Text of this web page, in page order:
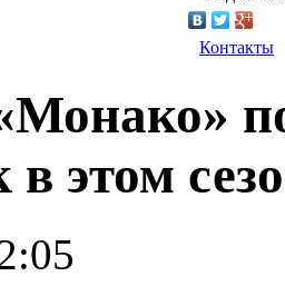
Контакты
в этом